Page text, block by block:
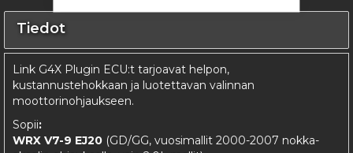
Tiedot
Link G4X Plugin ECU:t tarjoavat helpon,
kustannustehokkaan ja luotettavan valinnan
moottorinohjaukseen.
Sopii:
WRX V7-9 EJ20 (GD/GG, vuosimallit 2000-2007 nokka-